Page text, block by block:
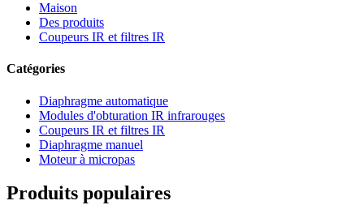
Maison
Des produits
Coupeurs IR et filtres IR
Catégories
Diaphragme automatique
Modules d'obturation IR infrarouges
Coupeurs IR et filtres IR
Diaphragme manuel
Moteur à micropas
Produits populaires